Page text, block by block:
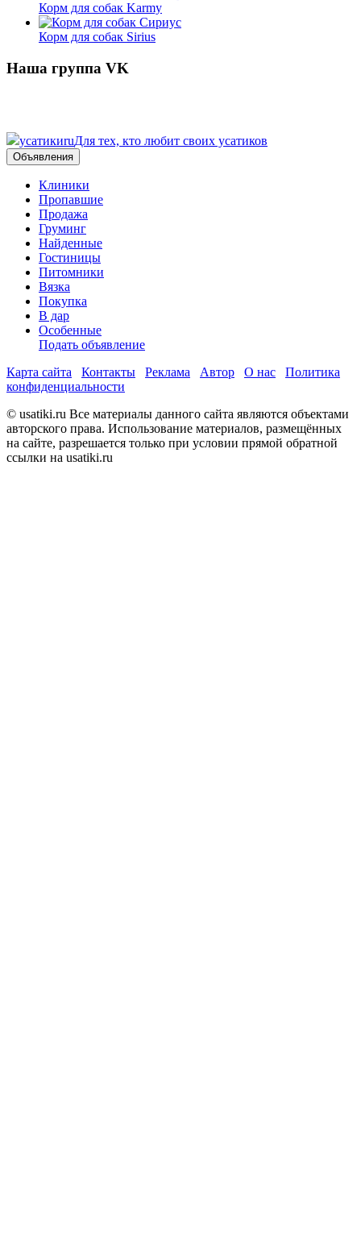
Корм для собак Karmy
Корм для собак Sirius
Наша группа VK
усатикиruДля тех, кто любит своих усатиков
Объявления
Клиники
Пропавшие
Продажа
Груминг
Найденные
Гостиницы
Питомники
Вязка
Покупка
В дар
Особенные
Подать объявление
Карта сайта
Контакты Реклама Автор О нас
Политика
конфиденциальности
© usatiki.ru Все материалы данного сайта являются объектами
авторского права. Использование материалов, размещённых
на сайте, разрешается только при условии прямой обратной
ссылки на usatiki.ru